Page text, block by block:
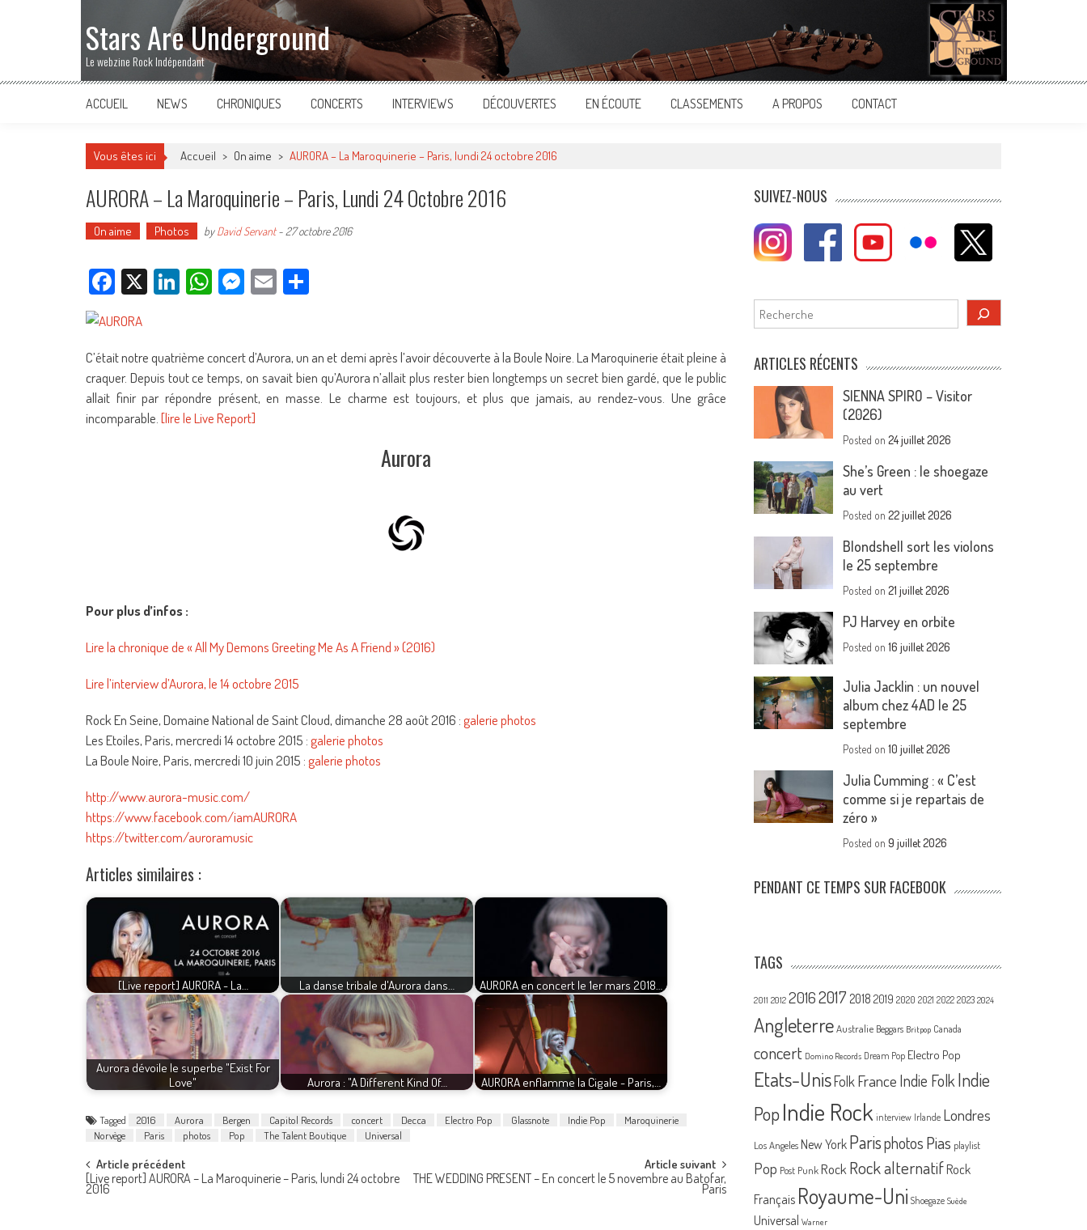
Stars Are Underground
Le webzine Rock Indépendant
ACCUEIL NEWS CHRONIQUES CONCERTS INTERVIEWS DÉCOUVERTES EN ÉCOUTE CLASSEMENTS A PROPOS CONTACT
Vous êtes ici Accueil > On aime > AURORA – La Maroquinerie – Paris, lundi 24 octobre 2016
AURORA – La Maroquinerie – Paris, Lundi 24 Octobre 2016
On aime Photos byDavid Servant- 27 octobre 2016
Facebook
X LinkedIn
WhatsApp
Messenger
Email
C’était notre quatrième concert d’Aurora, un an et demi après l’avoir découverte à la Boule Noire. La Maroquinerie était pleine à
craquer. Depuis tout ce temps, on savait bien qu’Aurora n’allait plus rester bien longtemps un secret bien gardé, que le public
allait finir par répondre présent, en masse. Le charme est toujours, et plus que jamais, au rendez-vous. Une grâce
incomparable. [lire le Live Report]
Aurora
Pour plus d’infos :
Lire la chronique de « All My Demons Greeting Me As A Friend » (2016)
Lire l’interview d’Aurora, le 14 octobre 2015
Rock En Seine, Domaine National de Saint Cloud, dimanche 28 août 2016 :galerie photos
Les Etoiles, Paris, mercredi 14 octobre 2015 :galerie photos
La Boule Noire, Paris, mercredi 10 juin 2015 :galerie photos
http://www.aurora-music.com/
https://www.facebook.com/iamAURORA
https://twitter.com/auroramusic
Articles similaires :
[Live report] AURORA - La… La danse tribale d'Aurora dans… AURORA en concert le 1er mars 2018…
Aurora dévoile le superbe "Exist For
Love"
Aurora : "A Different Kind Of… AURORA enflamme la Cigale - Paris,…
Tagged 2016 Aurora Bergen Capitol Records concert Decca Electro Pop Glassnote Indie Pop
Maroquinerie
Norvège
Paris photos Pop The Talent Boutique Universal
Post
navigation
Article précédent
[Live report] AURORA – La Maroquinerie – Paris, lundi 24 octobre
2016
Article suivant
THE WEDDING PRESENT – En concert le 5 novembre au Batofar,
Paris
SUIVEZ-NOUS
Rechercher
ARTICLES RÉCENTS
SIENNA SPIRO – Visitor
(2026)
Posted on24 juillet 2026
She’s Green : le shoegaze
au vert
Posted on22 juillet 2026
Blondshell sort les violons
le 25 septembre
Posted on21 juillet 2026
PJ Harvey en orbite
Posted on16 juillet 2026
Julia Jacklin : un nouvel
album chez 4AD le 25
septembre
Posted on10 juillet 2026
Julia Cumming : « C’est
comme si je repartais de
zéro »
Posted on9 juillet 2026
PENDANT CE TEMPS SUR FACEBOOK
TAGS
2011 2012 20162017 2018 2019 2020 2021 2022 2023 2024
Angleterre Australie Beggars Britpop Canada
concert Domino Records Dream Pop Electro Pop
Etats-UnisFolk France Indie FolkIndie
PopIndie Rock interview Irlande Londres
Los Angeles New York Parisphotos Pias playlist
Pop Post Punk Rock Rock alternatif Rock
Français Royaume-Uni Shoegaze Suède
Universal Warner